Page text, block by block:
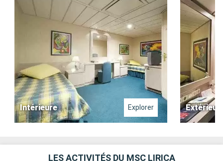
Intérieure Explorer
LES ACTIVITÉS DU MSC LIRICA